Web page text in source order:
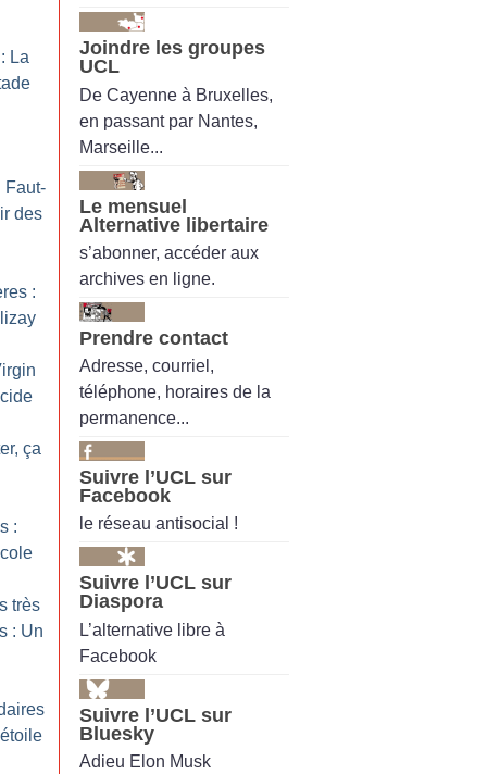
La
Faut-
des
:
ça
:
très
: Un
Joindre les groupes
UCL
De Cayenne à Bruxelles,
en passant par Nantes,
Marseille...
Le mensuel
Alternative libertaire
s’abonner, accéder aux
archives en ligne.
Prendre contact
Adresse, courriel,
téléphone, horaires de la
permanence...
Suivre l’UCL sur
Facebook
le réseau antisocial !
Suivre l’UCL sur
Diaspora
L’alternative libre à
Facebook
Suivre l’UCL sur
Bluesky
Adieu Elon Musk